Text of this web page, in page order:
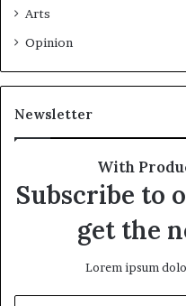
Arts
Opinion
Newsletter
With
Subscribe to
get the
Lorem ipsum